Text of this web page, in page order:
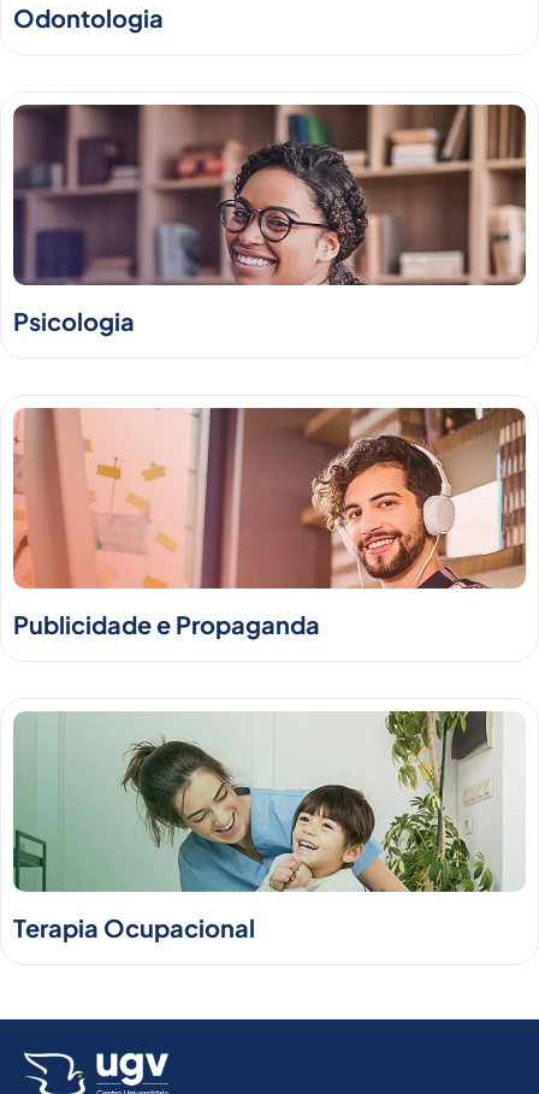
Odontologia
Psicologia
Publicidade e Propaganda
Terapia Ocupacional